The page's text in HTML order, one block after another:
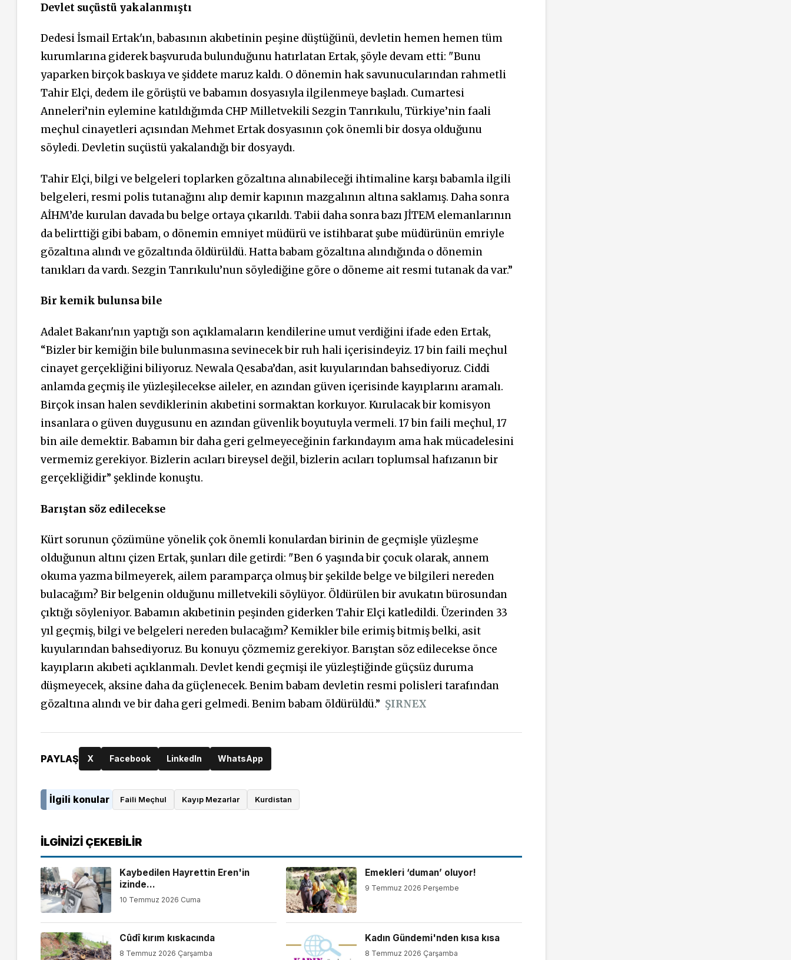
Devlet suçüstü yakalanmıştı
Dedesi İsmail Ertak'ın, babasının akıbetinin peşine düştüğünü, devletin hemen hemen tüm
kurumlarına giderek başvuruda bulunduğunu hatırlatan Ertak, şöyle devam etti: "Bunu
yaparken birçok baskıya ve şiddete maruz kaldı. O dönemin hak savunucularından rahmetli
Tahir Elçi, dedem ile görüştü ve babamın dosyasıyla ilgilenmeye başladı. Cumartesi
Anneleri’nin eylemine katıldığımda CHP Milletvekili Sezgin Tanrıkulu, Türkiye’nin faali
meçhul cinayetleri açısından Mehmet Ertak dosyasının çok önemli bir dosya olduğunu
söyledi. Devletin suçüstü yakalandığı bir dosyaydı.
Tahir Elçi, bilgi ve belgeleri toplarken gözaltına alınabileceği ihtimaline karşı babamla ilgili
belgeleri, resmi polis tutanağını alıp demir kapının mazgalının altına saklamış. Daha sonra
AİHM’de kurulan davada bu belge ortaya çıkarıldı. Tabii daha sonra bazı JİTEM elemanlarının
da belirttiği gibibabam, o dönemin emniyet müdürü ve istihbarat şube müdürünün emriyle
gözaltına alındı ve gözaltında öldürüldü. Hatta babam gözaltına alındığında o dönemin
tanıkları da vardı. Sezgin Tanrıkulu’nun söylediğine göre o döneme ait resmi tutanak da var.”
Bir kemik bulunsa bile
Adalet Bakanı'nın yaptığı son açıklamaların kendilerine umut verdiğini ifade eden Ertak,
“Bizler bir kemiğin bile bulunmasına sevinecek bir ruh hali içerisindeyiz. 17 bin faili meçhul
cinayet gerçekliğini biliyoruz. Newala Qesaba’dan, asit kuyularından bahsediyoruz. Ciddi
anlamda geçmiş ile yüzleşilecekse aileler, en azından güven içerisinde kayıplarını aramalı.
Birçok insan halen sevdiklerinin akıbetini sormaktan korkuyor. Kurulacak bir komisyon
insanlara o güven duygusunu en azından güvenlik boyutuyla vermeli. 17 bin faili meçhul, 17
bin aile demektir. Babamın bir daha geri gelmeyeceğinin farkındayım ama hak mücadelesini
vermemiz gerekiyor. Bizlerin acıları bireysel değil, bizlerin acıları toplumsal hafızanın bir
gerçekliğidir” şeklinde konuştu.
Barıştan söz edilecekse
Kürt sorunun çözümüne yönelik çok önemli konulardan birinin de geçmişle yüzleşme
olduğunun altını çizen Ertak, şunları dile getirdi: "Ben 6 yaşında bir çocuk olarak, annem
okuma yazma bilmeyerek, ailem paramparça olmuş bir şekilde belge ve bilgileri nereden
bulacağım? Bir belgenin olduğunu milletvekili söylüyor. Öldürülen bir avukatın bürosundan
çıktığı söyleniyor. Babamın akıbetinin peşinden giderken Tahir Elçi katledildi. Üzerinden 33
yıl geçmiş, bilgi ve belgeleri nereden bulacağım? Kemikler bile erimiş bitmiş belki, asit
kuyularından bahsediyoruz. Bu konuyu çözmemiz gerekiyor. Barıştan söz edilecekse önce
kayıpların akıbeti açıklanmalı. Devlet kendi geçmişi ile yüzleştiğinde güçsüz duruma
düşmeyecek, aksine daha da güçlenecek. Benim babam devletin resmi polisleri tarafından
gözaltına alındı ve bir daha geri gelmedi. Benim babam öldürüldü.” ŞIRNEX
PAYLAŞ X Facebook LinkedIn WhatsApp
İlgili konular Faili Meçhul Kayıp Mezarlar Kurdistan
İLGINIZI ÇEKEBILIR
Kaybedilen Hayrettin Eren'in
izinde...
10 Temmuz 2026 Cuma
Emekleri ‘duman’ oluyor!
9 Temmuz 2026 Perşembe
Cûdî kırım kıskacında
8 Temmuz 2026 Çarşamba
Kadın Gündemi'nden kısa kısa
8 Temmuz 2026 Çarşamba